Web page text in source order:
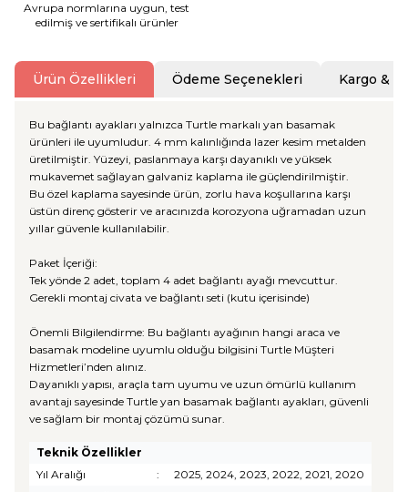
Avrupa normlarına uygun, test
edilmiş ve sertifikalı ürünler
Ürün Özellikleri Ödeme Seçenekleri Kargo &
Bu bağlantı ayakları yalnızca Turtle markalı yan basamak
ürünleri ile uyumludur. 4 mm kalınlığında lazer kesim metalden
üretilmiştir. Yüzeyi, paslanmaya karşı dayanıklı ve yüksek
mukavemet sağlayan galvaniz kaplama ile güçlendirilmiştir.
Bu özel kaplama sayesinde ürün, zorlu hava koşullarına karşı
üstün direnç gösterir ve aracınızda korozyona uğramadan uzun
yıllar güvenle kullanılabilir.
Paket İçeriği:
Tek yönde 2 adet, toplam 4 adet bağlantı ayağı mevcuttur.
Gerekli montaj civata ve bağlantı seti (kutu içerisinde)
Önemli Bilgilendirme: Bu bağlantı ayağının hangi araca ve
basamak modeline uyumlu olduğu bilgisini Turtle Müşteri
Hizmetleri’nden alınız.
Dayanıklı yapısı, araçla tam uyumu ve uzun ömürlü kullanım
avantajı sayesinde Turtle yan basamak bağlantı ayakları, güvenli
ve sağlam bir montaj çözümü sunar.
Teknik Özellikler
Yıl Aralığı
:
2025, 2024, 2023, 2022, 2021, 2020